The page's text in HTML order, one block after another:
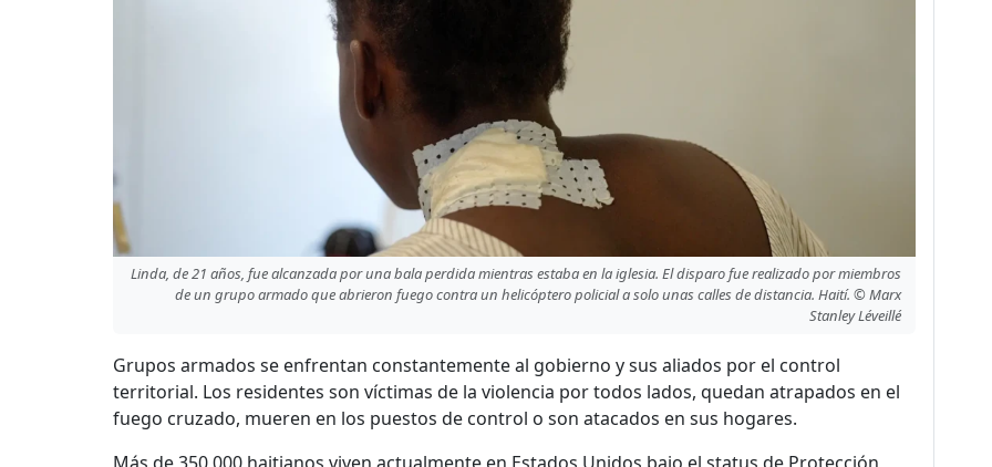
Linda, de 21 años, fue alcanzada por una bala perdida mientras estaba en la iglesia. El disparo fue realizado por miembros
de un grupo armado que abrieron fuego contra un helicóptero policial a solo unas calles de distancia. Haití. © Marx
Stanley Léveillé
Grupos armados se enfrentan constantemente al gobierno y sus aliados por el control
territorial. Los residentes son víctimas de la violencia por todos lados, quedan atrapados en el
fuego cruzado, mueren en los puestos de control o son atacados en sus hogares.